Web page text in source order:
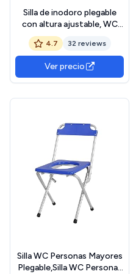
Silla de inodoro plegable
con altura ajustable, WC
para personas mayores con
orinal desmontable y cojín,
adecuado para personas
mayores, discapacitadas,
embarazadas y
4.7 32 reviews
Ver precio
Silla WC Personas Mayores
Plegable,Silla WC Personas